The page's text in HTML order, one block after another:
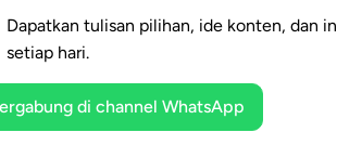
Dapatkan tulisan pilihan, ide konten, dan
setiap hari.
di channel WhatsApp